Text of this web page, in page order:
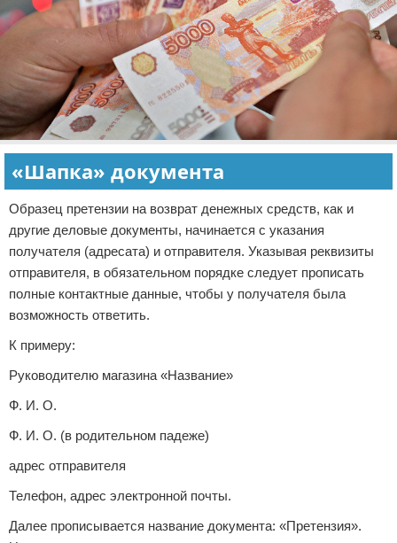
«Шапка» документа
Образец претензии на возврат денежных средств, как и
другие деловые документы, начинается с указания
получателя (адресата) и отправителя. Указывая реквизиты
отправителя, в обязательном порядке следует прописать
полные контактные данные, чтобы у получателя была
возможность ответить.
К примеру:
Руководителю магазина «Название»
Ф. И. О.
Ф. И. О. (в родительном падеже)
адрес отправителя
Телефон, адрес электронной почты.
Далее прописывается название документа: «Претензия».